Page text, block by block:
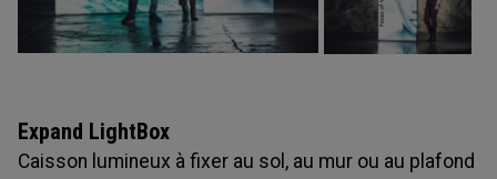
Expand LightBox
Caisson lumineux à fixer au sol, au mur ou au plafond